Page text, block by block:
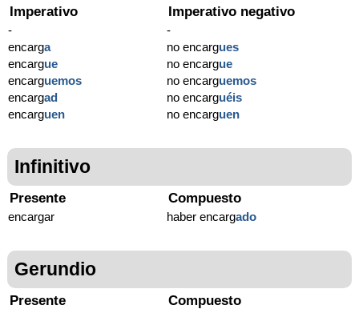
Imperativo
-
encarga
encargue
encarguemos
encargad
encarguen
Imperativo negativo
-
no encargues
no encargue
no encarguemos
no encarguéis
no encarguen
Infinitivo
Presente
encargar
Compuesto
haber encargado
Gerundio
Presente Compuesto